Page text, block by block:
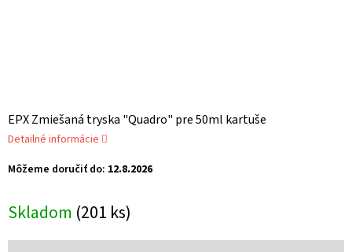
Skladom (201 ks)
Môžeme doručiť do: 12.8.2026
EPX Zmiešaná tryska "Quadro" pre 50ml kartuše
Detailné informácie